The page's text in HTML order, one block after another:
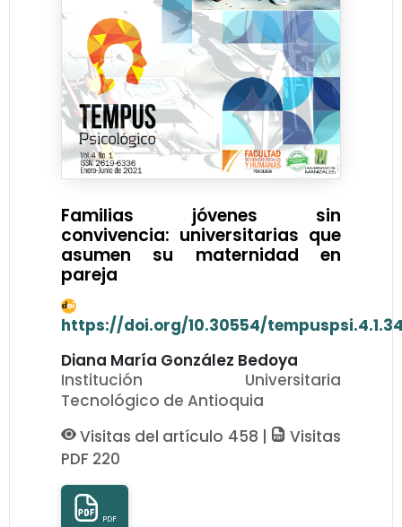
Familias jóvenes sin
convivencia: universitarias que
asumen su maternidad en
pareja
https://doi.org/10.30554/
Diana María González Bedoya
Institución Universitaria
Tecnológico de Antioquia
Visitas del artículo 458 |
Visitas
PDF 220
PDF